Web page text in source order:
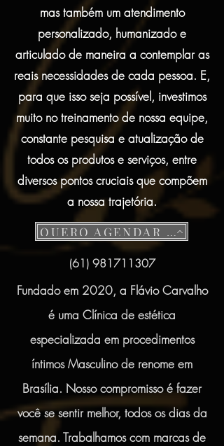
mas também um atendimento
personalizado, humanizado e
articulado de maneira a contemplar as
reais necessidades de cada pessoa. E,
para que isso seja possível, investimos
muito no treinamento de nossa equipe,
constante pesquisa e atualização de
todos os produtos e serviços, entre
diversos pontos cruciais que compõem
a nossa trajetória.
QUERO AGENDAR UMA AVALIAÇÃO DISCRETA
(61) 981711307
Fundado em 2020, a Flávio Carvalho
é uma Clínica de estética
especializada em procedimentos
íntimos Masculinode renome em
Brasília. Nosso compromisso é fazer
você se sentir melhor, todos os dias da
semana. Trabalhamos com marcas de